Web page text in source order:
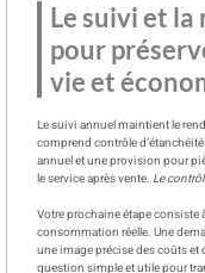
Le suivi et
pour
vie et
Le suivi annuel maintient le
comprend contrôle
annuel et une provision pour
le service après vente. Le
Votre prochaine étape
consommation réelle. Une
une image précise des coûts
question simple et utile pour